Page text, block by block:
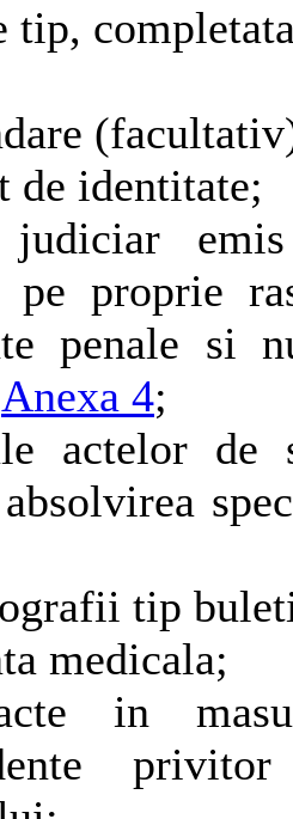
tip,
de identitate;
pe proprie
penale si
Anexa 4;
actelor de
absolvirea
tip
medicala;
in